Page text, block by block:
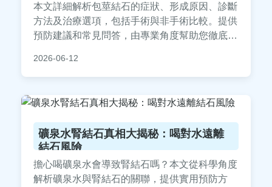
本文詳細解析包莖結石的症狀、形成原因、診斷
方法及治療選項，包括手術與非手術比較。提供
預防建議和常見問答，由專業角度幫助您徹底了
擾的讀者參考。
2026-06-12
礦泉水腎結石真相大揭秘：喝對水遠離
結石風險
擔心喝礦泉水會導致腎結石嗎？本文從科學角度
解析礦泉水與腎結石的關聯，提供實用預防方